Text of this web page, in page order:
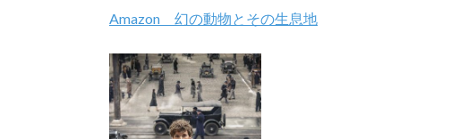
Amazon 幻の動物とその生息地